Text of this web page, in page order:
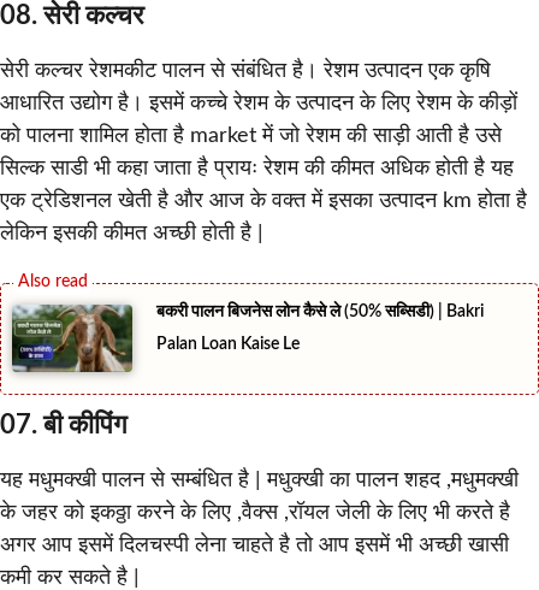
08. सेरी कल्चर
सेरी कल्चर रेशमकीट पालन से संबंधित है। रेशम उत्पादन एक कृषि
आधारित उद्योग है। इसमें कच्चे रेशम के उत्पादन के लिए रेशम के कीड़ों
को पालना शामिल होता है market में जो रेशम की साड़ी आती है उसे
सिल्क साडी भी कहा जाता है प्रायः रेशम की कीमत अधिक होती है यह
एक ट्रेडिशनल खेती है और आज के वक्त में इसका उत्पादन km होता है
लेकिन इसकी कीमत अच्छी होती है |
बकरी पालन बिजनेस लोन कैसे ले (50% सब्सिडी) | Bakri
Palan Loan Kaise Le
07. बी कीपिंग
यह मधुमक्खी पालन से सम्बंधित है | मधुक्खी का पालन शहद ,मधुमक्खी
के जहर को इकठ्ठा करने के लिए ,वैक्स ,रॉयल जेली के लिए भी करते है
अगर आप इसमें दिलचस्पी लेना चाहते है तो आप इसमें भी अच्छी खासी
कमी कर सकते है |